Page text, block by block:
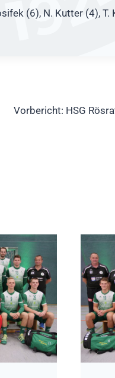
(6), N. Kutter (4), T.
Vorbericht: HSG